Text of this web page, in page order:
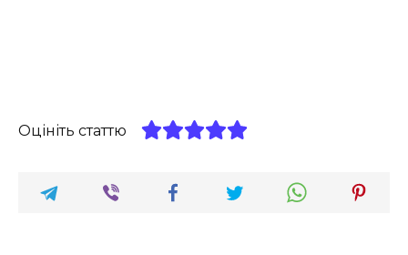
Оцініть статтю